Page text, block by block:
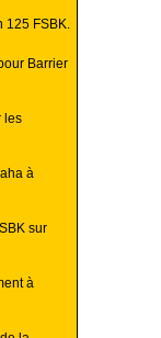
125 FSBK.
Barrier
les
à
sur
à